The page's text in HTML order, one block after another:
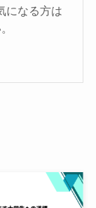
になる方は